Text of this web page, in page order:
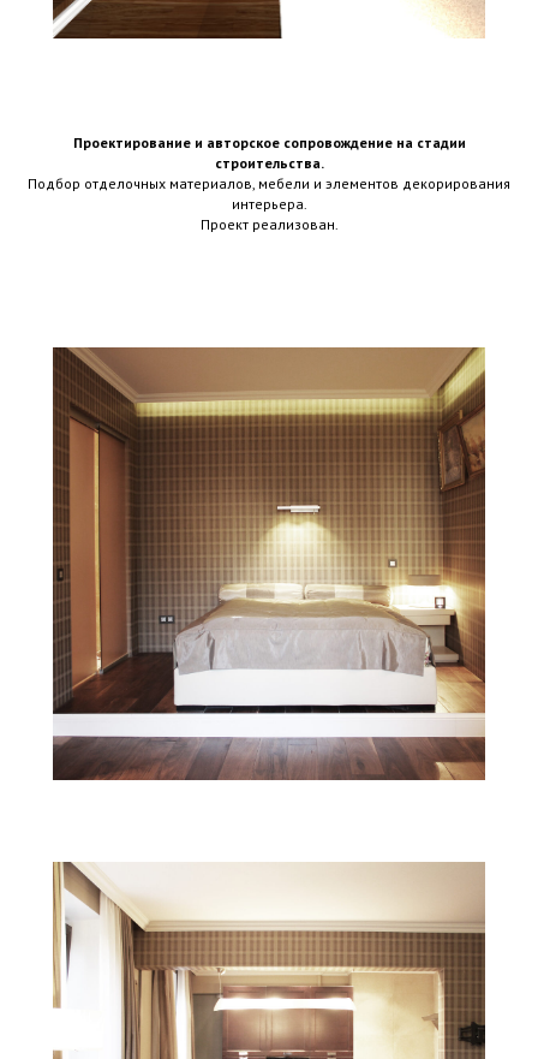
Проектирование и авторское сопровождение на стадии
строительства.
Подбор отделочных материалов, мебели и элементов декорирования
интерьера.
Проект реализован.